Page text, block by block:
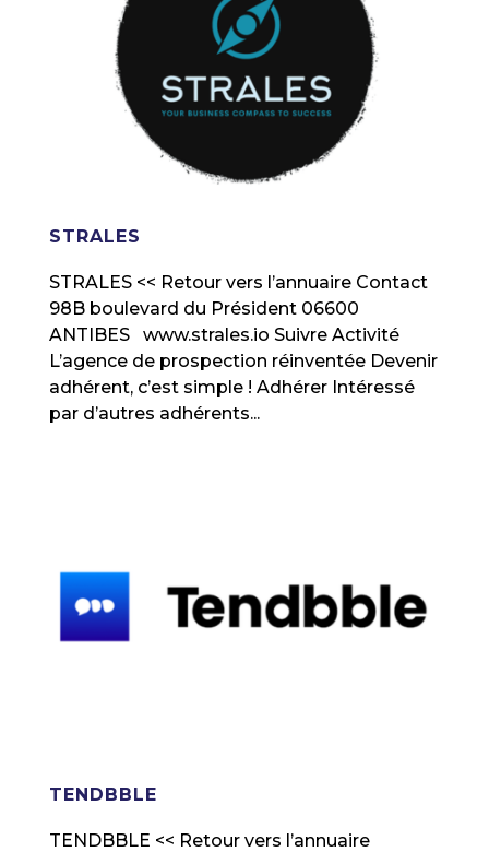
STRALES
STRALES << Retour vers l’annuaire Contact
98B boulevard du Président 06600
ANTIBES www.strales.io Suivre Activité
L’agence de prospection réinventée Devenir
adhérent, c’est simple ! Adhérer Intéressé
par d’autres adhérents...
TENDBBLE
TENDBBLE << Retour vers l’annuaire